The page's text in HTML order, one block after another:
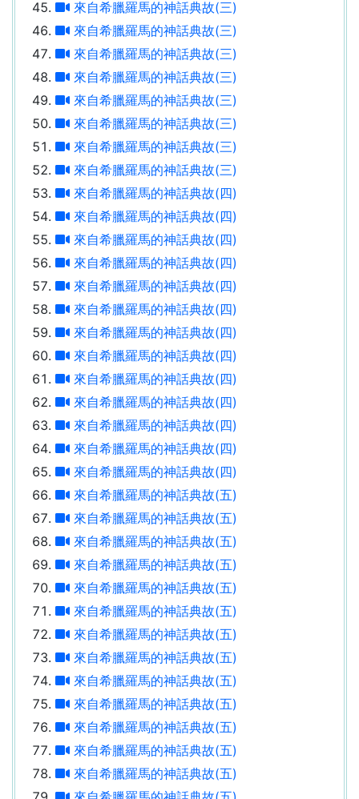
來自希臘羅馬的神話典故(三)
來自希臘羅馬的神話典故(三)
來自希臘羅馬的神話典故(三)
來自希臘羅馬的神話典故(三)
來自希臘羅馬的神話典故(三)
來自希臘羅馬的神話典故(三)
來自希臘羅馬的神話典故(三)
來自希臘羅馬的神話典故(三)
來自希臘羅馬的神話典故(四)
來自希臘羅馬的神話典故(四)
來自希臘羅馬的神話典故(四)
來自希臘羅馬的神話典故(四)
來自希臘羅馬的神話典故(四)
來自希臘羅馬的神話典故(四)
來自希臘羅馬的神話典故(四)
來自希臘羅馬的神話典故(四)
來自希臘羅馬的神話典故(四)
來自希臘羅馬的神話典故(四)
來自希臘羅馬的神話典故(四)
來自希臘羅馬的神話典故(四)
來自希臘羅馬的神話典故(四)
來自希臘羅馬的神話典故(五)
來自希臘羅馬的神話典故(五)
來自希臘羅馬的神話典故(五)
來自希臘羅馬的神話典故(五)
來自希臘羅馬的神話典故(五)
來自希臘羅馬的神話典故(五)
來自希臘羅馬的神話典故(五)
來自希臘羅馬的神話典故(五)
來自希臘羅馬的神話典故(五)
來自希臘羅馬的神話典故(五)
來自希臘羅馬的神話典故(五)
來自希臘羅馬的神話典故(五)
來自希臘羅馬的神話典故(五)